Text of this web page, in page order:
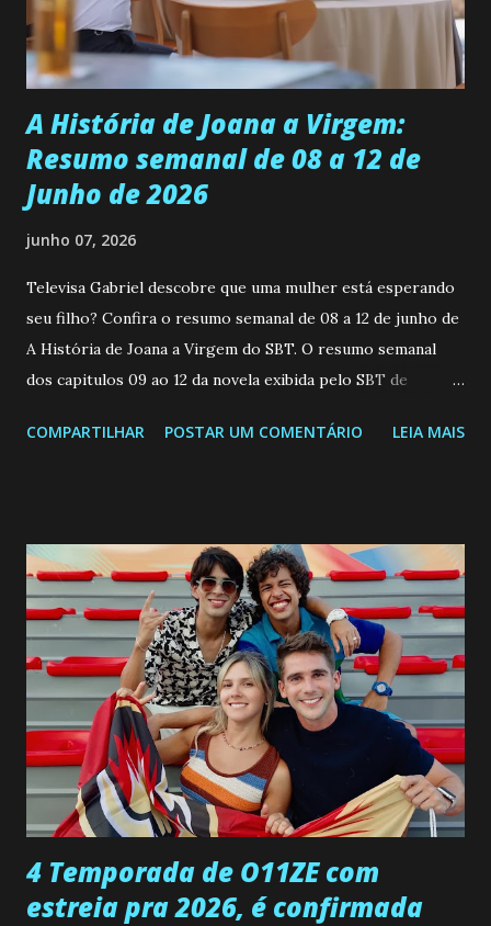
teimosa e muito persistente quando decide fazer algo.
Durante um exame ginecológico, ela é inseminada por eng...
A História de Joana a Virgem:
Resumo semanal de 08 a 12 de
Junho de 2026
junho 07, 2026
Televisa Gabriel descobre que uma mulher está esperando
seu filho? Confira o resumo semanal de 08 a 12 de junho de
A História de Joana a Virgem do SBT. O resumo semanal
dos capitulos 09 ao 12 da novela exibida pelo SBT de
a Programação Semanal do SBT de 08/06/26 a 14/06/26
confessa a Gabriel que ele demonstrou ser o tipo de
pessoa que ela tanto desejou durante toda a vida. Camila
entra no quarto de Gabriel e imagina como seria o
encontro deles, quando conseguir seduzi-lo. Manuel avisa a
Paula sobre a suposta infidelidade de Gabriel com Joana.
Rogerio consegue se livrar de todas as suspeitas pelo
desaparecimento de Francisco, apontando que ele poderia
ter sido vítima da fúria de Gabriel. Artur informa a Gabriel
que a clínica inseminou por engano outra paciente, que está
...
COMPARTILHAR POSTAR UM COMENTÁRIO LEIA MAIS
4 Temporada de O11ZE com
estreia pra 2026, é confirmada